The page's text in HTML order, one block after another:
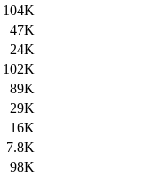
104K
47K
24K
102K
89K
29K
16K
7.8K
98K